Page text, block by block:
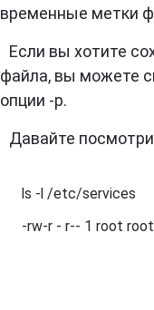
временные метки
Если вы хотите
файла, вы можете
опции -p.
Давайте
ls -l /etc/services
-rw-r - r-- 1 root